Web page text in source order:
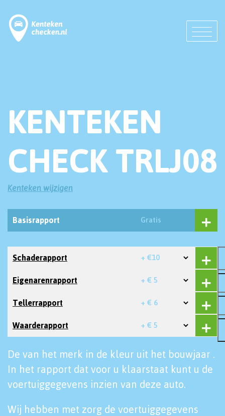
KENTEKEN
CHECK TRLJ08
Kenteken wijzigen
Basisrapport Gratis
Schaderapport + €10
Eigenarenrapport + € 5
Tellerrapport + € 6
Waarderapport + € 5
De van het merk in de kleur uit het bouwjaar .
In het rapport dat voor u klaarstaat kunt u de
voertuiggegevens inzien van deze auto.
Wij hebben met zorg de voertuiggegevens